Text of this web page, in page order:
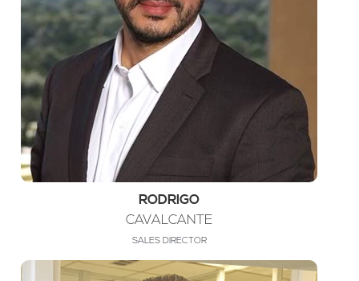
RODRIGO
CAVALCANTE
SALES DIRECTOR